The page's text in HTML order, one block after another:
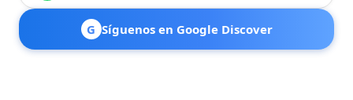
G Síguenos en Google Discover